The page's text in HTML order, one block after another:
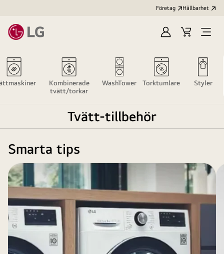
Företag Hållbarhet
LoggaKundvagn
Kombinerade
tvätt/torkar
WashTower Torktumlare Styler
Tvätt-tillbehör
Smarta tips